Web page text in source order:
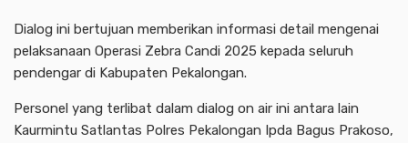
Dialog ini bertujuan memberikan informasi detail mengenai
pelaksanaan Operasi Zebra Candi 2025 kepada seluruh
pendengar di Kabupaten Pekalongan.
Personel yang terlibat dalam dialog on air ini antara lain
Kaurmintu Satlantas Polres Pekalongan Ipda Bagus Prakoso,